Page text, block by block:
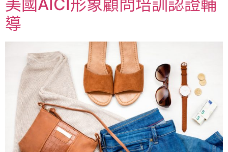
美國AICI形象顧問培訓認證輔
導